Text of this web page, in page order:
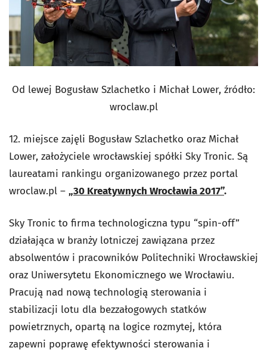
Od lewej Bogusław Szlachetko i Michał Lower, źródło:
wroclaw.pl
12. miejsce zajęli Bogusław Szlachetko oraz Michał
Lower, założyciele wrocławskiej spółki Sky Tronic. Są
laureatami rankingu organizowanego przez portal
wroclaw.pl – „30 Kreatywnych Wrocławia 2017”.
Sky Tronic to firma technologiczna typu “spin-off”
działająca w branży lotniczej zawiązana przez
absolwentów i pracowników Politechniki Wrocławskiej
oraz Uniwersytetu Ekonomicznego we Wrocławiu.
Pracują nad nową technologią sterowania i
stabilizacji lotu dla bezzałogowych statków
powietrznych, opartą na logice rozmytej, która
zapewni poprawę efektywności sterowania i